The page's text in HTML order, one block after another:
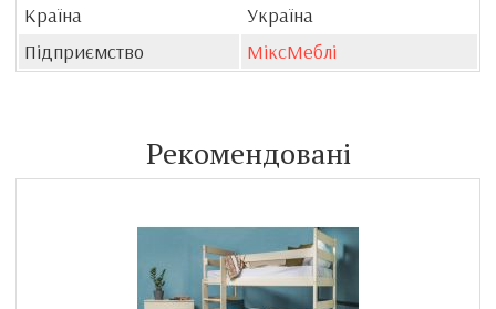
Країна
Україна
Підприємство
МіксМеблі
Рекомендовані